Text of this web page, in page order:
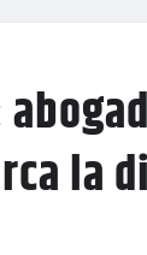
la